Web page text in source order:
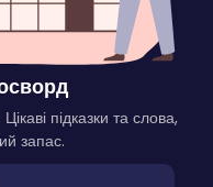
підказки та слова,
запас.